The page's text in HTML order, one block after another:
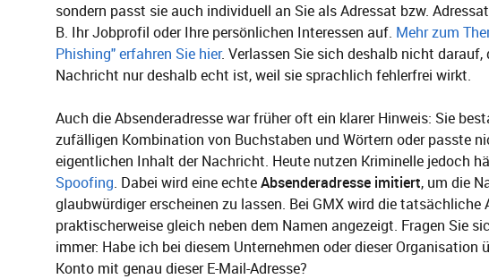
sondern passt sie auch individuell an Sie als Adressat bzw.
B. Ihr Jobprofil oder Ihre persönlichen Interessen auf. Mehr zum
Phishing" erfahren Sie hier. Verlassen Sie sich deshalb nicht darauf,
Nachricht nur deshalb echt ist, weil sie sprachlich fehlerfrei wirkt.
Auch die Absenderadresse war früher oft ein klarer Hinweis: Sie
zufälligen Kombination von Buchstaben und Wörtern oder passte
eigentlichen Inhalt der Nachricht. Heute nutzen Kriminelle jedoch
Spoofing. Dabei wird eine echteAbsenderadresse imitiert, um die
glaubwürdiger erscheinen zu lassen. Bei GMX wird die tatsächliche
praktischerweise gleich neben dem Namen angezeigt. Fragen Sie
immer: Habe ich bei diesem Unternehmen oder dieser Organisation
Konto mit genau dieser E-Mail-Adresse?